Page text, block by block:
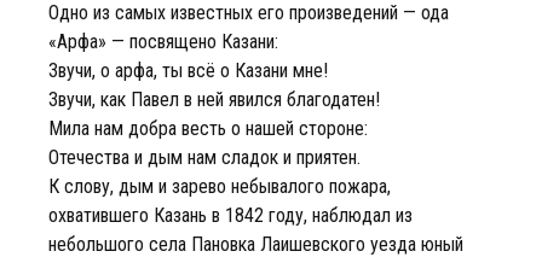
Одно из самых известных его произведений — ода
«Арфа» — посвящено Казани:
Звучи, о арфа, ты всё о Казани мне!
Звучи, как Павел в ней явился благодатен!
Мила нам добра весть о нашей стороне:
Отечества и дым нам сладок и приятен.
К слову, дым и зарево небывалого пожара,
охватившего Казань в 1842 году, наблюдал из
небольшого села Пановка Лаишевского уезда юный